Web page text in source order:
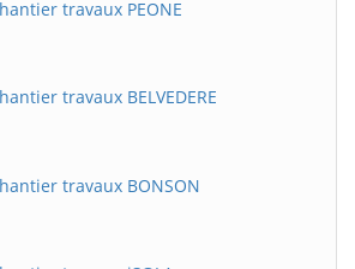
travaux PEONE
travaux BELVEDERE
travaux BONSON